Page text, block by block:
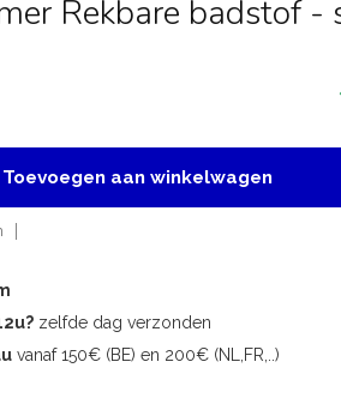
Rekbare badstof -
Toevoegen aan winkelwagen
zelfde dag verzonden
vanaf 150€ (BE) en 200€ (NL,FR,..)